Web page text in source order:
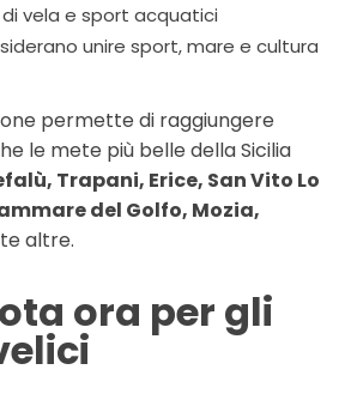
vela e sport acquatici
unire sport, mare e cultura
permette di raggiungere
le mete più belle della Sicilia
Trapani, Erice, San Vito Lo
del Golfo, Mozia,
altre.
ora per gli